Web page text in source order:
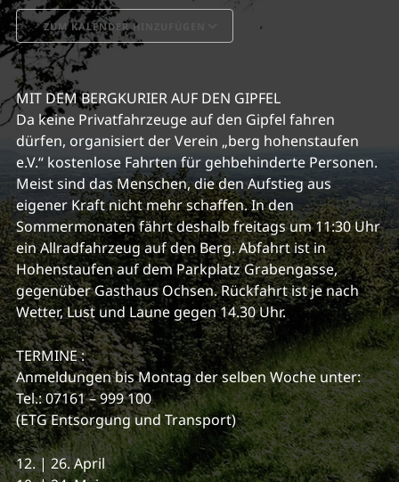
ZUM KALENDER HINZUFÜGEN
ICS herunterladen
MIT DEM BERGKURIER AUF DEN GIPFEL
Da keine Privatfahrzeuge auf den Gipfel fahren
dürfen, organisiert der Verein „berg hohenstaufen
e.V.“ kostenlose Fahrten für gehbehinderte Personen.
Meist sind das Menschen, die den Aufstieg aus
eigener Kraft nicht mehr schaffen. In den
Sommermonaten fährt deshalb freitags um 11:30 Uhr
ein Allradfahrzeug auf den Berg. Abfahrt ist in
Hohenstaufen auf dem Parkplatz Grabengasse,
gegenüber Gasthaus Ochsen. Rückfahrt ist je nach
Wetter, Lust und Laune gegen 14.30 Uhr.
TERMINE :
Anmeldungen bis Montag der selben Woche unter:
Tel.: 07161 – 999 100
(ETG Entsorgung und Transport)
12. | 26. April